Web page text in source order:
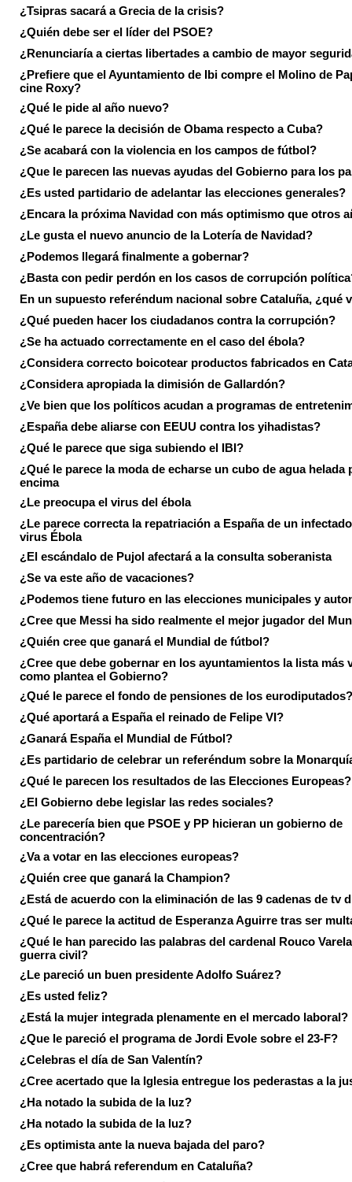
¿Tsipras sacará a Grecia de la crisis?
¿Quién debe ser el líder del PSOE?
¿Renunciaría a ciertas libertades a cambio de mayor
¿Prefiere que el Ayuntamiento de Ibi compre el Molino de
cine Roxy?
¿Qué le pide al año nuevo?
¿Qué le parece la decisión de Obama respecto a Cuba?
¿Se acabará con la violencia en los campos de fútbol?
¿Que le parecen las nuevas ayudas del Gobierno para los
¿Es usted partidario de adelantar las elecciones generales?
¿Encara la próxima Navidad con más optimismo que otros
¿Le gusta el nuevo anuncio de la Lotería de Navidad?
¿Podemos llegará finalmente a gobernar?
¿Basta con pedir perdón en los casos de corrupción
En un supuesto referéndum nacional sobre Cataluña, ¿qué
¿Qué pueden hacer los ciudadanos contra la corrupción?
¿Se ha actuado correctamente en el caso del ébola?
¿Considera correcto boicotear productos fabricados en
¿Considera apropiada la dimisión de Gallardón?
¿Ve bien que los políticos acudan a programas de
¿España debe aliarse con EEUU contra los yihadistas?
¿Qué le parece que siga subiendo el IBI?
¿Qué le parece la moda de echarse un cubo de agua helada
encima
¿Le preocupa el virus del ébola
¿Le parece correcta la repatriación a España de un
virus Ébola
¿El escándalo de Pujol afectará a la consulta soberanista
¿Se va este año de vacaciones?
¿Podemos tiene futuro en las elecciones municipales y
¿Cree que Messi ha sido realmente el mejor jugador del
¿Quién cree que ganará el Mundial de fútbol?
¿Cree que debe gobernar en los ayuntamientos la lista más
como plantea el Gobierno?
¿Qué le parece el fondo de pensiones de los eurodiputados?
¿Qué aportará a España el reinado de Felipe VI?
¿Ganará España el Mundial de Fútbol?
¿Es partidario de celebrar un referéndum sobre la
¿Qué le parecen los resultados de las Elecciones Europeas?
¿El Gobierno debe legislar las redes sociales?
¿Le parecería bien que PSOE y PP hicieran un gobierno de
concentración?
¿Va a votar en las elecciones europeas?
¿Quién cree que ganará la Champion?
¿Está de acuerdo con la eliminación de las 9 cadenas de tv
¿Qué le parece la actitud de Esperanza Aguirre tras ser
¿Qué le han parecido las palabras del cardenal Rouco
guerra civil?
¿Le pareció un buen presidente Adolfo Suárez?
¿Es usted feliz?
¿Está la mujer integrada plenamente en el mercado laboral?
¿Que le pareció el programa de Jordi Evole sobre el 23-F?
¿Celebras el día de San Valentín?
¿Cree acertado que la Iglesia entregue los pederastas a la
¿Ha notado la subida de la luz?
¿Ha notado la subida de la luz?
¿Es optimista ante la nueva bajada del paro?
¿Cree que habrá referendum en Cataluña?